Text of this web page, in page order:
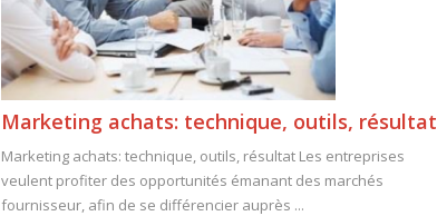
Marketing achats: technique, outils, résultat
Marketing achats: technique, outils, résultat Les entreprises
veulent profiter des opportunités émanant des marchés
fournisseur, afin de se différencier auprès ...